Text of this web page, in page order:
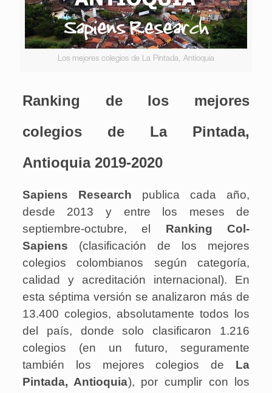
Los mejores colegios de La Pintada, Antioquia
Ranking de los mejores
colegios de La Pintada,
Antioquia 2019-2020
Sapiens Research publica cada año,
desde 2013 y entre los meses de
septiembre-octubre, el Ranking Col-
Sapiens (clasificación de los mejores
colegios colombianos según categoría,
calidad y acreditación internacional). En
esta séptima versión se analizaron más de
13.400 colegios, absolutamente todos los
del país, donde solo clasificaron 1.216
colegios (en un futuro, seguramente
también los mejores colegios de La
Pintada, Antioquia), por cumplir con los